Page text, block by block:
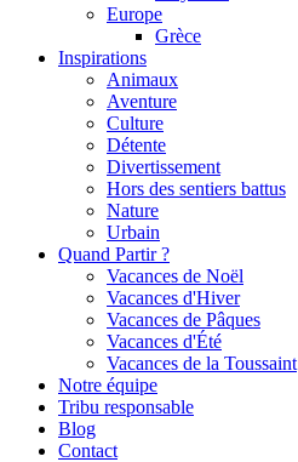
Europe
Grèce
Inspirations
Animaux
Aventure
Culture
Détente
Divertissement
Hors des sentiers battus
Nature
Urbain
Quand Partir ?
Vacances de Noël
Vacances d'Hiver
Vacances de Pâques
Vacances d'Été
Vacances de la Toussaint
Notre équipe
Tribu responsable
Blog
Contact